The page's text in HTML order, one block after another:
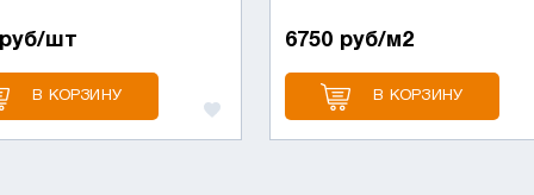
шт
В КОРЗИНУ
6750 руб/м2
В КОРЗИНУ